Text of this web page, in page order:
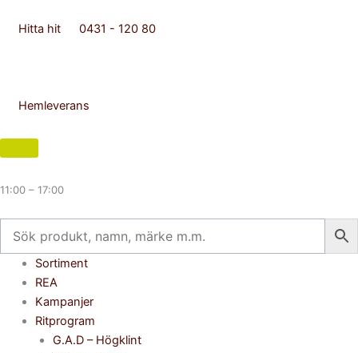
Hitta hit 0431 - 120 80
Hemleverans
11:00 – 17:00
Flyout
Menu
Sortiment
REA
Kampanjer
Ritprogram
G.A.D – Högklint